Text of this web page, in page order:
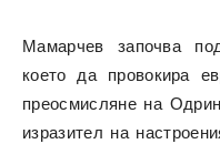
Мамарчев започва
което да провокира
преосмисляне на
изразител на